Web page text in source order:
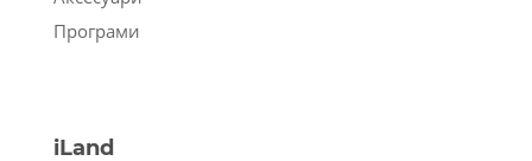
Програми
iLand